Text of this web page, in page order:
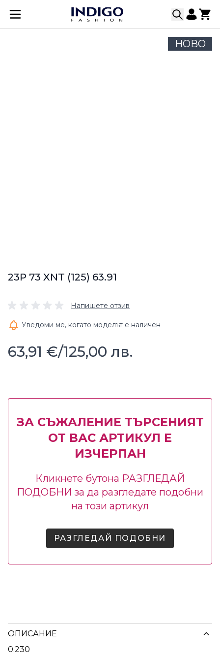
Прескачане към съдържанието
НОВО
23P 73 XNT (125) 63.91
Напишете отзив
Уведоми ме, когато моделът е наличен
63,91 €/125,00 лв.
ЗА СЪЖАЛЕНИЕ ТЪРСЕНИЯТ
ОТ ВАС АРТИКУЛ Е
ИЗЧЕРПАН
Кликнете бутона РАЗГЛЕДАЙ
ПОДОБНИ за да разгледате подобни
на този артикул
РАЗГЛЕДАЙ ПОДОБНИ
ОПИСАНИЕ
0.230